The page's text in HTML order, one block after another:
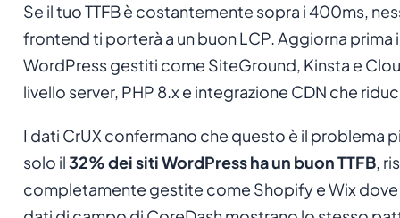
Se il tuo TTFB è costantemente sopra i 400ms,
frontend ti porterà a un buon LCP. Aggiorna
WordPress gestiti come SiteGround, Kinsta e
livello server, PHP 8.x e integrazione CDN che
I dati CrUX confermano che questo è il problema
solo il32% dei siti WordPress ha un buon TTFB,
completamente gestite come Shopify e Wix